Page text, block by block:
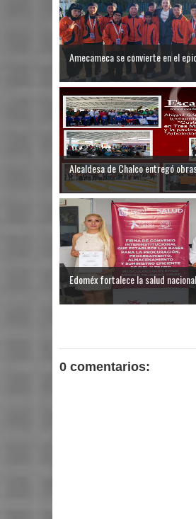
Amecameca se convierte en el
Alcaldesa de Chalco entregó
Edoméx fortalece la salud nacional
0 comentarios: